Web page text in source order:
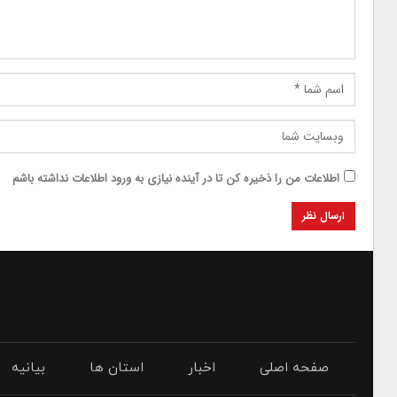
اطلاعات من را ذخیره کن تا در آینده نیازی به ورود اطلاعات نداشته باشم
صفحه اصلی اخبار استان ها بیانیه